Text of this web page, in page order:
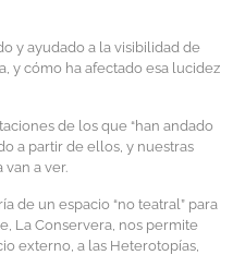
y ayudado a la visibilidad de
y cómo ha afectado esa lucidez
de los que “han andado
a partir de ellos, y nuestras
van a ver.
de un espacio “no teatral” para
La Conservera, nos permite
externo, a las Heterotopías,